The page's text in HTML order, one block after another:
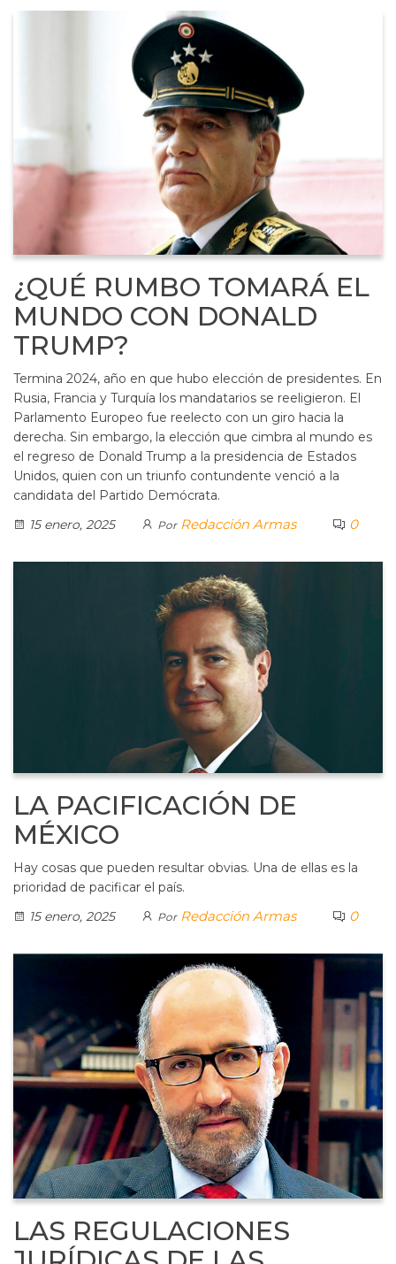
¿QUÉ RUMBO TOMARÁ EL
MUNDO CON DONALD
TRUMP?
Termina 2024, año en que hubo elección de presidentes. En
Rusia, Francia y Turquía los mandatarios se reeligieron. El
Parlamento Europeo fue reelecto con un giro hacia la
derecha. Sin embargo, la elección que cimbra al mundo es
el regreso de Donald Trump a la presidencia de Estados
Unidos, quien con un triunfo contundente venció a la
candidata del Partido Demócrata.
15 enero, 2025
Por Redacción Armas 0
LA PACIFICACIÓN DE
MÉXICO
Hay cosas que pueden resultar obvias. Una de ellas es la
prioridad de pacificar el país.
15 enero, 2025
Por Redacción Armas 0
LAS REGULACIONES